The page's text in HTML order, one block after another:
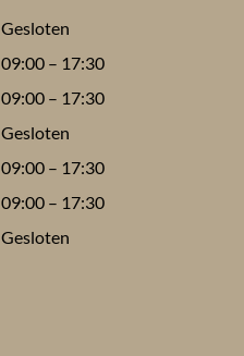
Gesloten
09:00 – 17:30
09:00 – 17:30
Gesloten
09:00 – 17:30
09:00 – 17:30
Gesloten